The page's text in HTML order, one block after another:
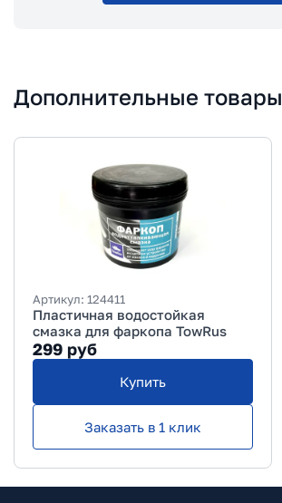
Дополнительные товары
Артикул: 124411
Пластичная водостойкая
смазка для фаркопа TowRus
299 руб
Купить
Заказать в 1 клик